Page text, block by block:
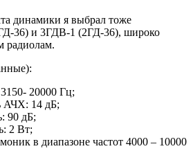
динамики я выбрал тоже
36) и 3ГДВ-1 (2ГД-36), широко
радиолам.
20000 Гц;
АЧХ: 14 дБ;
90 дБ;
2 Вт;
в диапазоне частот 4000 – 10000